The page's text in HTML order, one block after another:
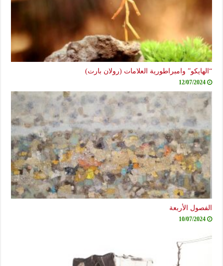
“الهايكو” وامبراطورية العلامات (رولان بارت)
12/07/2024
الفصول الأربعة
10/07/2024